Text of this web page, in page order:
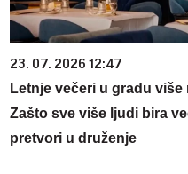
23. 07. 2026 12:47
Letnje večeri u gradu
Zašto sve više ljudi bira
pretvori u druženje